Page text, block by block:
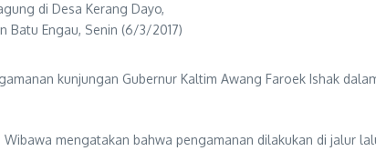
di Desa Kerang Dayo,
Batu Engau, Senin (6/3/2017)
kunjungan Gubernur Kaltim Awang Faroek Ishak
mengatakan bahwa pengamanan dilakukan di jalur